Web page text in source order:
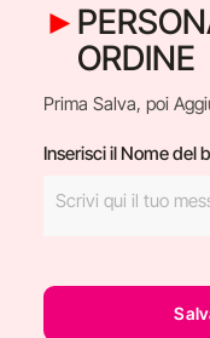
ORDINE
Prima Salva, poi
Inserisci il Nome del